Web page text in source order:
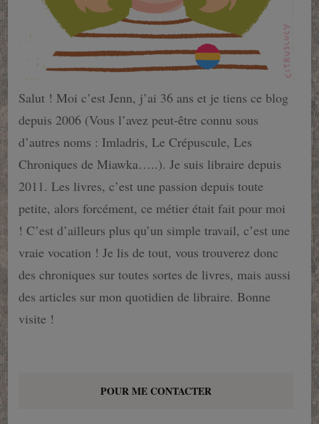
Salut ! Moi c’est Jenn, j’ai 36 ans et je tiens ce blog
depuis 2006 (Vous l’avez peut-être connu sous
d’autres noms : Imladris, Le Crépuscule, Les
Chroniques de Miawka…..). Je suis libraire depuis
2011. Les livres, c’est une passion depuis toute
petite, alors forcément, ce métier était fait pour moi
! C’est d’ailleurs plus qu’un simple travail, c’est une
vraie vocation ! Je lis de tout, vous trouverez donc
des chroniques sur toutes sortes de livres, mais aussi
des articles sur mon quotidien de libraire. Bonne
visite !
POUR ME CONTACTER